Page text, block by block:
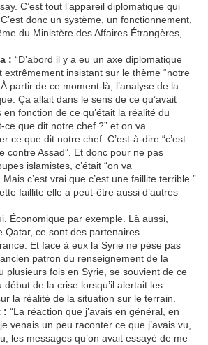
C’est tout l’appareil diplomatique qui
donc un système, un fonctionnement,
du Ministère des Affaires Étrangères,
: “D’abord il y a eu un axe diplomatique
extrêmement insistant sur le thème “notre
partir de ce moment-là, l’analyse de la
Ça allait dans le sens de ce qu’avait
fonction de ce qu’était la réalité du
ce que dit notre chef ?” et on va
ce que dit notre chef. C’est-à-dire “c’est
contre Assad”. Et donc pour ne pas
islamistes, c’était “on va
Mais c’est vrai que c’est une faillite terrible.”
faillite elle a peut-être aussi d’autres
Économique par exemple. Là aussi,
Qatar, ce sont des partenaires
Et face à eux la Syrie ne pèse pas
patron du renseignement de la
plusieurs fois en Syrie, se souvient de ce
début de la crise lorsqu’il alertait les
la réalité de la situation sur le terrain.
: “La réaction que j’avais en général, en
venais un peu raconter ce que j’avais vu,
les messages qu’on avait essayé de me